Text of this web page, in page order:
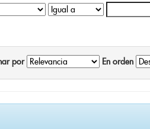
por En orden